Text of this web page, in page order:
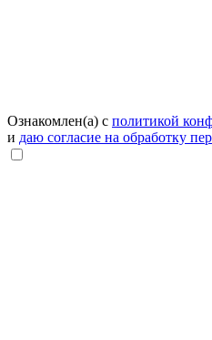
Ознакомлен(а) с политикой
и даю согласие на обработку